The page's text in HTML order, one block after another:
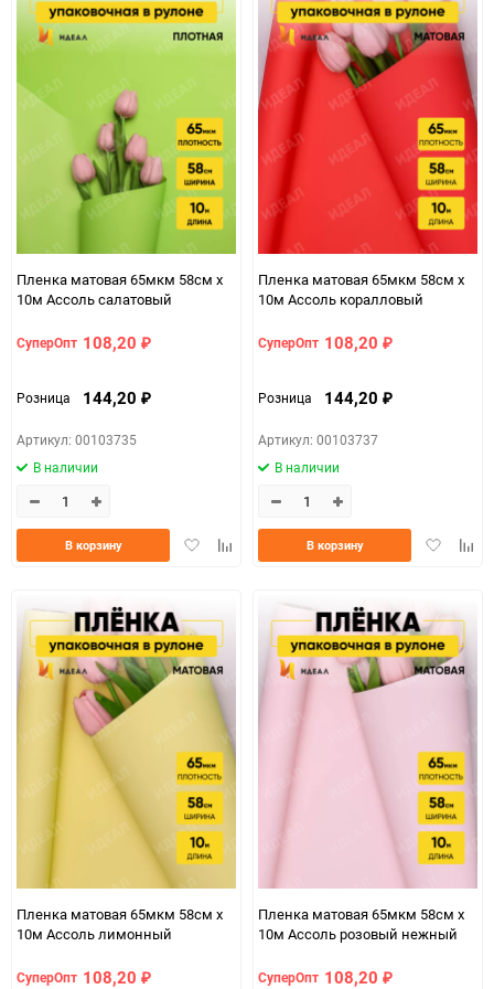
Пленка матовая 65мкм 58см х
10м Ассоль салатовый
СуперОпт 108,20 ₽
Розница 144,20 ₽
Артикул: 00103735
В наличии
ДобавитьДобавить
В корзину
Пленка матовая 65мкм 58см х
10м Ассоль коралловый
СуперОпт 108,20 ₽
Розница 144,20 ₽
Артикул: 00103737
В наличии
Добавить
В корзину
Пленка матовая 65мкм 58см х
10м Ассоль лимонный
СуперОпт 108,20 ₽
Пленка матовая 65мкм 58см х
10м Ассоль розовый нежный
СуперОпт 108,20 ₽